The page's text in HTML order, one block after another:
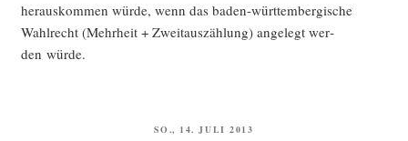
her­aus­kom­men wür­de, wenn das baden-würt­tem­ber­gi­sche
Wahl­recht (Mehr­heit + Zweit­aus­zäh­lung) ange­legt wer­
den würde.
VERÖFFENTLICHT
SO., 14. JULI 2013